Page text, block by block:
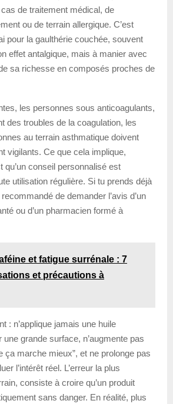
de traitement médical, de
ou de terrain allergique. C’est
pour la gaulthérie couchée, souvent
effet antalgique, mais à manier avec
sa richesse en composés proches de
les personnes sous anticoagulants,
des troubles de la coagulation, les
au terrain asthmatique doivent
vigilants. Ce que cela implique,
qu’un conseil personnalisé est
utilisation régulière. Si tu prends déjà
de demander l’avis d’un
ou d’un pharmacien formé à
et fatigue surrénale : 7
et précautions à
: n’applique jamais une huile
grande surface, n’augmente pas
ça marche mieux”, et ne prolonge pas
l’intérêt réel. L’erreur la plus
consiste à croire qu’un produit
sans danger. En réalité, plus